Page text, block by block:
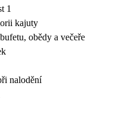
1
kajuty
obědy a večeře
nalodění